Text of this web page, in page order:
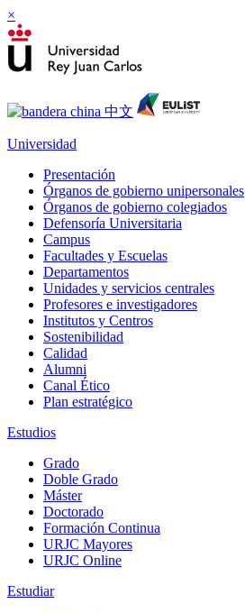
×
Universidad
Presentación
Órganos de gobierno unipersonales
Órganos de gobierno colegiados
Defensoría Universitaria
Campus
Facultades y Escuelas
Departamentos
Unidades y servicios centrales
Profesores e investigadores
Institutos y Centros
Sostenibilidad
Calidad
Alumni
Canal Ético
Plan estratégico
Estudios
Grado
Doble Grado
Máster
Doctorado
Formación Continua
URJC Mayores
URJC Online
Estudiar